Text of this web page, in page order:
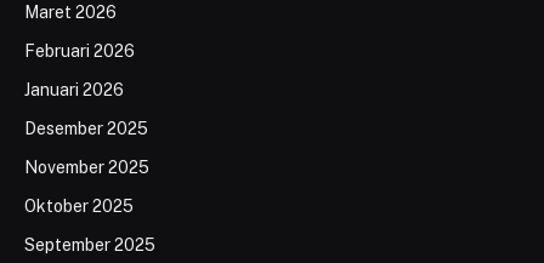
Maret 2026
Februari 2026
Januari 2026
Desember 2025
November 2025
Oktober 2025
September 2025